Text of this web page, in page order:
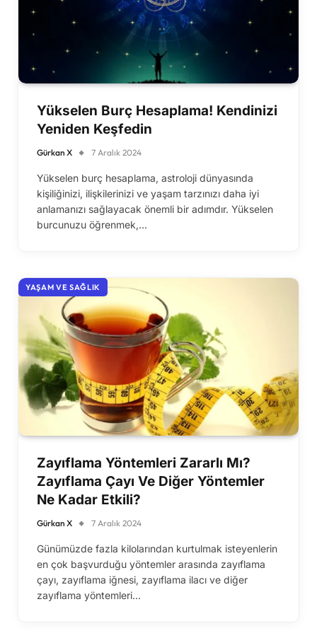
Yükselen Burç Hesaplama! Kendinizi
Yeniden Keşfedin
Gürkan X 7 Aralık 2024
Yükselen burç hesaplama, astroloji dünyasında
kişiliğinizi, ilişkilerinizi ve yaşam tarzınızı daha iyi
anlamanızı sağlayacak önemli bir adımdır. Yükselen
burcunuzu öğrenmek,…
YAŞAM VE SAĞLIK
Zayıflama Yöntemleri Zararlı Mı?
Zayıflama Çayı Ve Diğer Yöntemler
Ne Kadar Etkili?
Gürkan X 7 Aralık 2024
Günümüzde fazla kilolarından kurtulmak isteyenlerin
en çok başvurduğu yöntemler arasında zayıflama
çayı, zayıflama iğnesi, zayıflama ilacı ve diğer
zayıflama yöntemleri…